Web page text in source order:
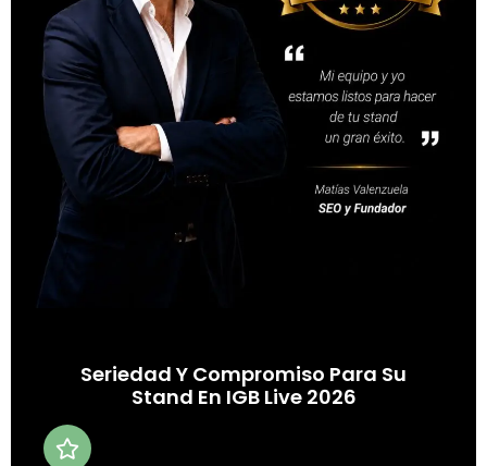
Seriedad Y Compromiso Para Su
Stand En IGB Live 2026